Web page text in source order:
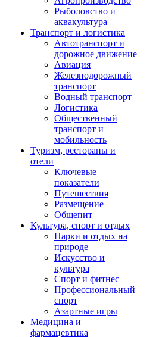
Рыболовство и
аквакультура
Транспорт и логистика
Автотранспорт и
дорожное движение
Авиация
Железнодорожный
транспорт
Водный транспорт
Логистика
Общественный
транспорт и
мобильность
Туризм, рестораны и
отели
Ключевые
показатели
Путешествия
Размещение
Общепит
Культура, спорт и отдых
Парки и отдых на
природе
Искусство и
культура
Спорт и фитнес
Профессиональный
спорт
Азартные игры
Медицина и
фармацевтика